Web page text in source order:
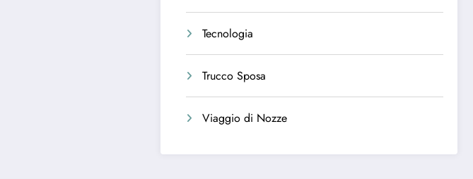
Tecnologia
Trucco Sposa
Viaggio di Nozze